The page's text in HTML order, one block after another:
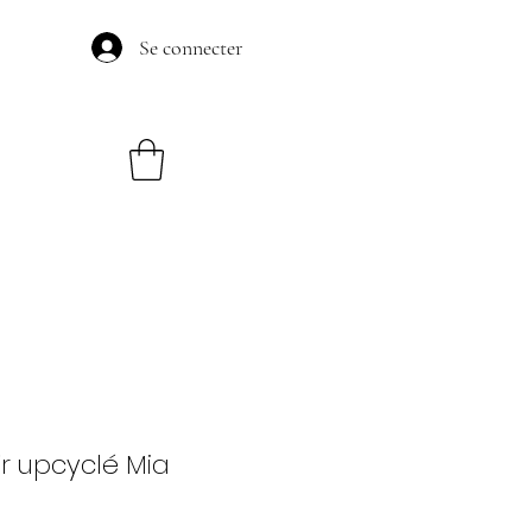
Se connecter
upcyclé Mia